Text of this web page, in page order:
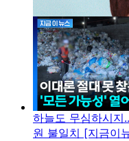
하늘도 무심하시지
원 불일치 [지금이